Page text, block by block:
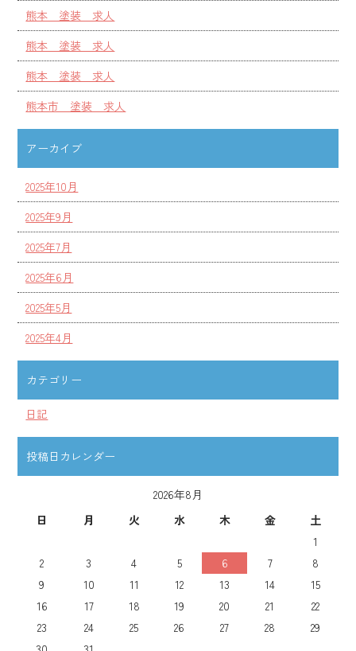
熊本 塗装 求人
熊本 塗装 求人
熊本 塗装 求人
熊本市 塗装 求人
アーカイブ
2025年10月
2025年9月
2025年7月
2025年6月
2025年5月
2025年4月
カテゴリー
日記
投稿日カレンダー
2026年8月
日
月 火 水 木 金
土
1
2
3 4 5 6 7
8
9
10 11 12 13 14
15
16
17 18 19 20 21
22
23
24 25 26 27 28
29